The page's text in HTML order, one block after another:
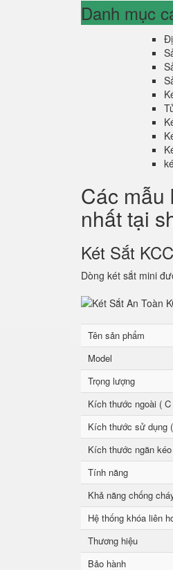
Danh mục
Các mẫu
nhất tại
Két Sắt
Dòng két sắt mini
Tên sản phẩm
Model
Trọng lượng
Kích thước ngoài (
Kích thước sử dụng
Kích thước ngăn
Tính năng
Khả năng chống
Hệ thống khóa liên
Thương hiệu
Bảo hành